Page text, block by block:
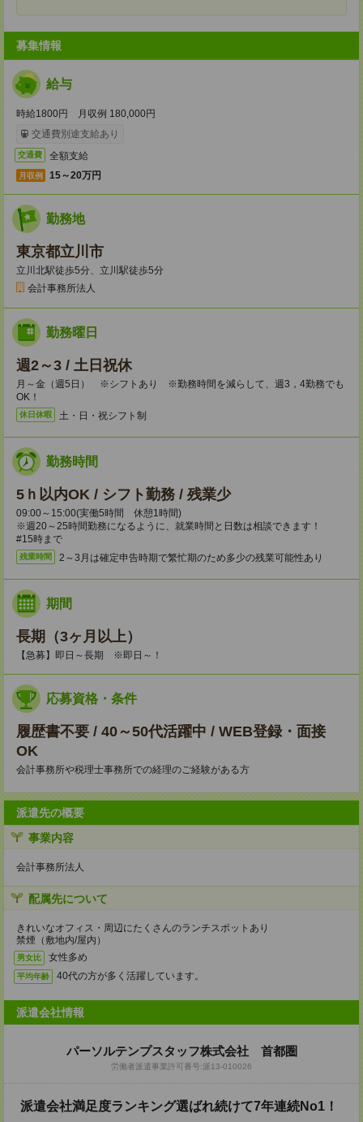
募集情報
給与
時給1800円 月収例 180,000円
交通費別途支給あり
交通費 全額支給
月収例 15～20万円
勤務地
東京都立川市
立川北駅徒歩5分、立川駅徒歩5分
会計事務所法人
勤務曜日
週2～3 / 土日祝休
月～金（週5日） ※シフトあり ※勤務時間を減らして、週3，4勤務でも
OK！
休日休暇 土・日・祝シフト制
勤務時間
5ｈ以内OK / シフト勤務 / 残業少
09:00～15:00(実働5時間 休憩1時間)
※週20～25時間勤務になるように、就業時間と日数は相談できます！
#15時まで
残業時間 2～3月は確定申告時期で繁忙期のため多少の残業可能性あり
期間
長期（3ヶ月以上）
【急募】即日～長期 ※即日～！
応募資格・条件
履歴書不要 / 40～50代活躍中 / WEB登録・面接
OK
会計事務所や税理士事務所での経理のご経験がある方
派遣先の概要
事業内容
会計事務所法人
配属先について
きれいなオフィス・周辺にたくさんのランチスポットあり
禁煙（敷地内/屋内）
男女比 女性多め
平均年齢 40代の方が多く活躍しています。
派遣会社情報
パーソルテンプスタッフ株式会社 首都圏
労働者派遣事業許可番号:派13-010026
派遣会社満足度ランキング選ばれ続けて7年連続No1！